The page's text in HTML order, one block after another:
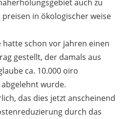
auch zu
in ökologischer weise
schon vor jahren einen
gestellt, der damals aus
ca. 10.000 oiro
wurde.
das dies jetzt anscheinend
durch das